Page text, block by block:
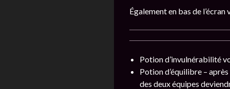
Également en bas de
Potion d’invulnérabilité
Potion d’équilibre –
des deux équipes